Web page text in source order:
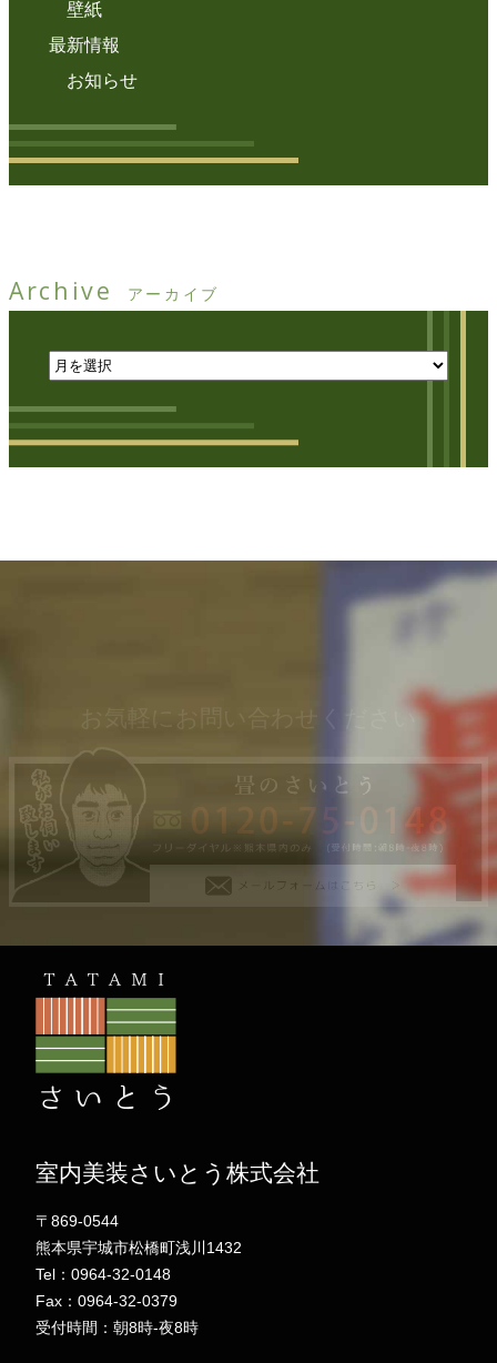
壁紙
最新情報
お知らせ
Archive アーカイブ
お気軽にお問い合わせください
室内美装さいとう株式会社
〒869-0544
熊本県宇城市松橋町浅川1432
Tel：0964-32-0148
Fax：0964-32-0379
受付時間：朝8時-夜8時